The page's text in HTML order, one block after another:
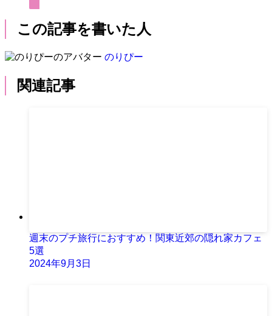
この記事を書いた人
のりぴー
関連記事
週末のプチ旅行におすすめ！関東近郊の隠れ家カフェ
5選
2024年9月3日